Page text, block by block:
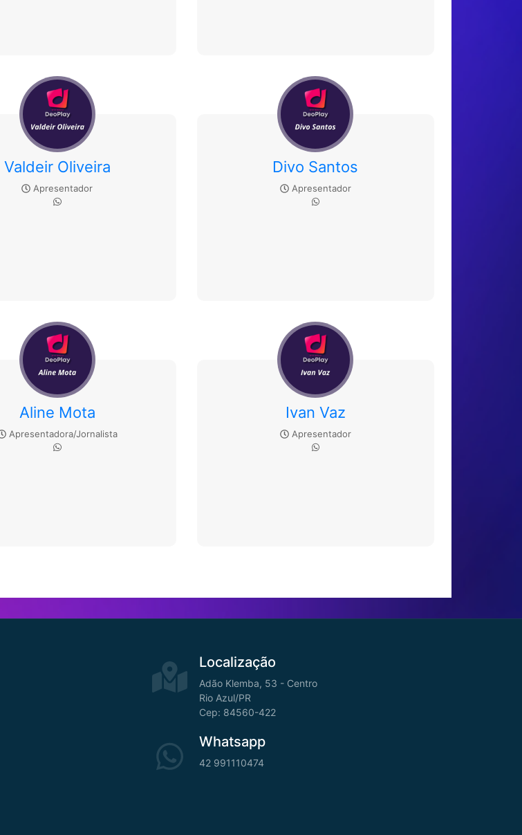
Valdeir Oliveira
Apresentador
Divo Santos
Apresentador
Aline Mota
Apresentadora/Jornalista
Ivan Vaz
Apresentador
Localização
Adão Klemba, 53 - Centro
Rio Azul/PR
Cep: 84560-422
Whatsapp
42 991110474